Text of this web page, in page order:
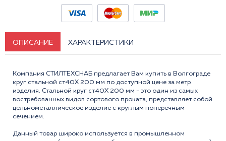
ОПИСАНИЕ ХАРАКТЕРИСТИКИ
Компания СТИЛТЕХСНАБ предлагает Вам купить в Волгограде
круг стальной ст40Х 200 мм по доступной цене за метр
изделия. Стальной круг ст40Х 200 мм - это один из самых
востребованных видов сортового проката, представляет собой
цельнометаллическое изделие с круглым поперечным
сечением.
Данный товар широко используется в промышленном